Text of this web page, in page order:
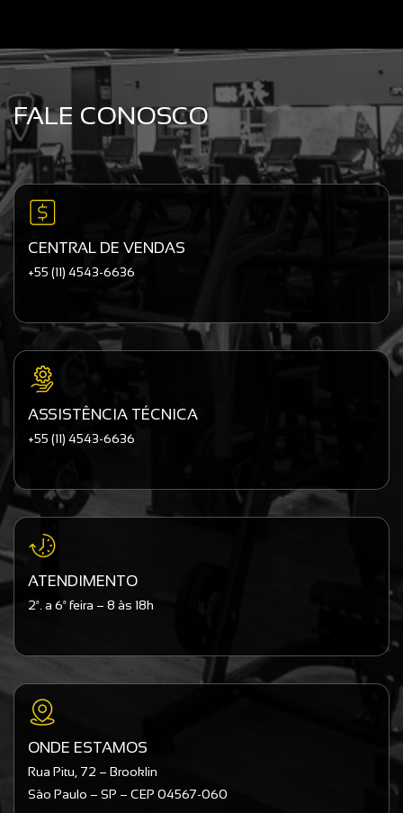
FALE CONOSCO
CENTRAL DE VENDAS
+55 (11) 4543-6636
ASSISTÊNCIA TÉCNICA
+55 (11) 4543-6636
ATENDIMENTO
2ª. a 6ª feira – 8 às 18h
ONDE ESTAMOS
Rua Pitu, 72 – Brooklin
São Paulo – SP – CEP 04567-060